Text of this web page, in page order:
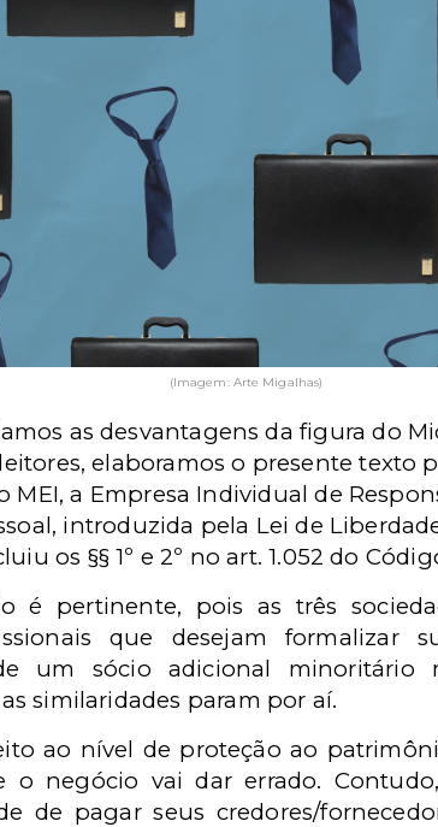
(Imagem: Arte Migalhas)
as desvantagens da figura do
elaboramos o presente texto
a Empresa Individual de
introduzida pela Lei de
os §§ 1º e 2º no art. 1.052 do
é pertinente, pois as três
que desejam formalizar
um sócio adicional minoritário
similaridades param por aí.
ao nível de proteção ao
o negócio vai dar errado.
de pagar seus credores/